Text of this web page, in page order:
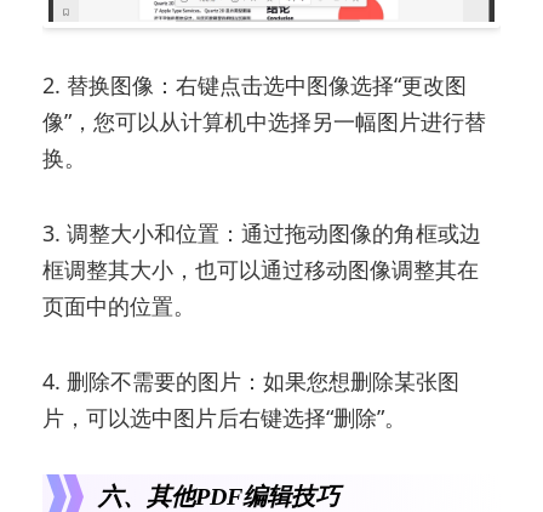
2. 替换图像：右键点击选中图像选择“更改图
像”，您可以从计算机中选择另一幅图片进行替
换。
3. 调整大小和位置：通过拖动图像的角框或边
框调整其大小，也可以通过移动图像调整其在
页面中的位置。
4. 删除不需要的图片：如果您想删除某张图
片，可以选中图片后右键选择“删除”。
六、其他PDF编辑技巧